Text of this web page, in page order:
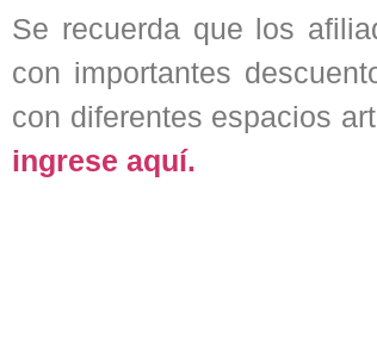
Se recuerda que los
con importantes
con diferentes espacios
ingrese aquí.